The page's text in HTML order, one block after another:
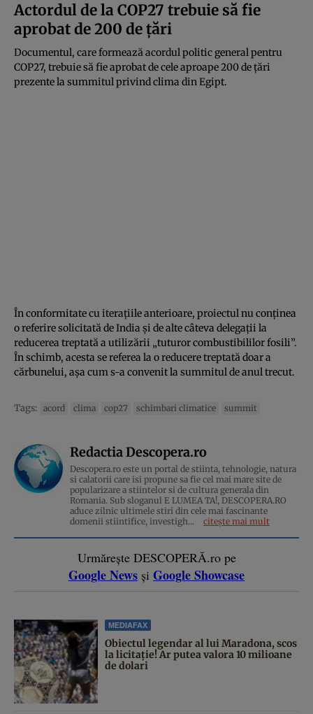
Actordul de la COP27 trebuie să fie
aprobat de 200 de țări
Documentul, care formează acordul politic general pentru
COP27, trebuie să fie aprobat de cele aproape 200 de țări
prezente la summitul privind clima din Egipt.
În conformitate cu iterațiile anterioare, proiectul nu conținea
o referire solicitată de India și de alte câteva delegații la
reducerea treptată a utilizării „tuturor combustibililor fosili”.
În schimb, acesta se referea la o reducere treptată doar a
cărbunelui, așa cum s-a convenit la summitul de anul trecut.
Tags: acord clima cop27 schimbari climatice summit
Redactia Descopera.ro
Descopera.ro este un portal de stiinta, tehnologie, natura
si calatorii care isi propune sa fie cel mai mare site de
popularizare a stiintelor si de cultura generala din
Romania. Sub sloganul E LUMEA TA!, DESCOPERA.RO
aduce zilnic ultimele stiri din cele mai fascinante
domenii stiintifice, investigh...
citește mai mult
Urmărește DESCOPERĂ.ro pe
Google News și Google Showcase
MEDIAFAX
Obiectul legendar al lui Maradona, scos
la licitație! Ar putea valora 10 milioane
de dolari